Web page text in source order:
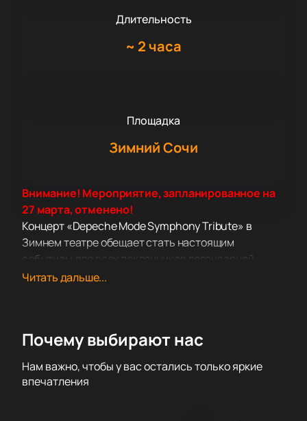
Длительность
~ 2 часа
Площадка
Зимний Сочи
Внимание! Мероприятие, запланированное на
27 марта, отменено!
Концерт «Depeche Mode Symphony Tribute» в
Зимнем театре обещает стать настоящим
событием для всех поклонников легендарной
группы Depeche Mode. В этот вечер сцена театра в
исполненных трибьют-проектом «Depeche Boat».
архитектурой и превосходной акустикой, станет
идеальной площадкой для этого музыкального
Читать дальше...
Почему выбирают нас
Нам важно, чтобы у вас остались только яркие
впечатления